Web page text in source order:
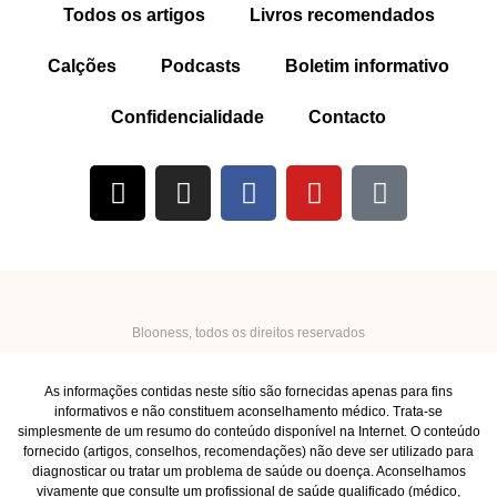
Todos os artigos Livros recomendados
Calções Podcasts Boletim informativo
Confidencialidade Contacto
Blooness, todos os direitos reservados
As informações contidas neste sítio são fornecidas apenas para fins
informativos e não constituem aconselhamento médico. Trata-se
simplesmente de um resumo do conteúdo disponível na Internet. O conteúdo
fornecido (artigos, conselhos, recomendações) não deve ser utilizado para
diagnosticar ou tratar um problema de saúde ou doença. Aconselhamos
vivamente que consulte um profissional de saúde qualificado (médico,